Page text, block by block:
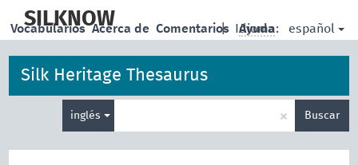
main
SILKNOW | Idioma: español
Vocabularios Acerca de Comentarios Ayuda
Silk Heritage Thesaurus
inglés × Buscar